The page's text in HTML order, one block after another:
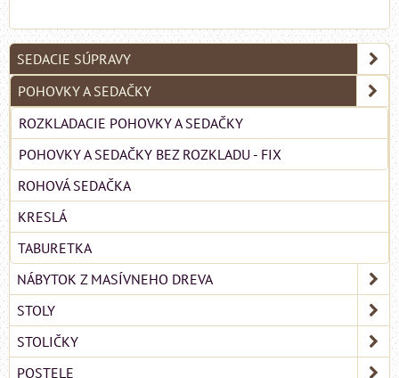
SEDACIE SÚPRAVY
POHOVKY A SEDAČKY
ROZKLADACIE POHOVKY A SEDAČKY
POHOVKY A SEDAČKY BEZ ROZKLADU - FIX
ROHOVÁ SEDAČKA
KRESLÁ
TABURETKA
NÁBYTOK Z MASÍVNEHO DREVA
STOLY
STOLIČKY
POSTELE